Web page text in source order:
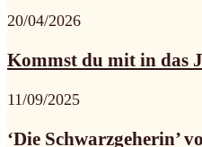
20/04/2026
Kommst du mit in das
11/09/2025
‘Die Schwarzgeherin’